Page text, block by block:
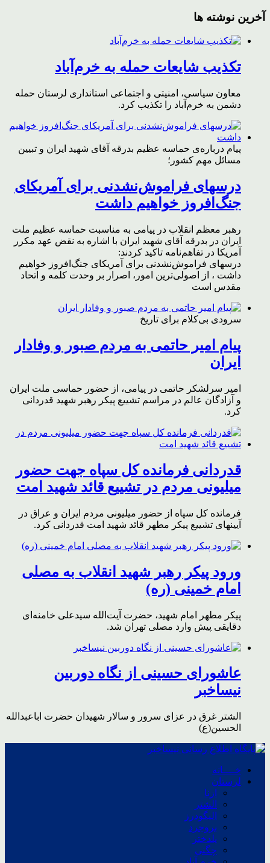
آخرین نوشته ها
تکذیب شایعات حمله به خرم‌آباد
معاون سیاسی، امنیتی و اجتماعی استانداری لرستان حمله
دشمن به خرم‌آباد را تکذیب کرد.
پیام درباره‌ی حماسه عظیم بدرقه آقای شهید ایران و تبیین
مسائل مهم کشور؛
درسهای فراموش‌نشدنی برای آمریکای
جنگ‌افروز خواهیم داشت
رهبر معظم انقلاب در پیامی به مناسبت حماسه عظیم ملت
ایران در بدرقه آقای شهید ایران با اشاره به نقض عهد مکرر
آمریکا در تفاهم‌نامه تاکید کردند:
درسهای فراموش‌نشدنی برای آمریکای جنگ‌افروز خواهیم
داشت ، از اصولی‌ترین امور، اصرار بر وحدت کلمه و اتحاد
مقدس است
سرودی بی‌کلام برای تاریخ
پیام امیر حاتمی به مردم صبور و وفادار
ایران
امیر سرلشکر حاتمی در پیامی، از حضور حماسی ملت ایران
و آزادگان عالم در مراسم تشییع پیکر رهبر شهید قدردانی
کرد.
قدردانی فرمانده کل سپاه جهت حضور
میلیونی مردم در تشییع قائد شهید امت
فرمانده کل سپاه از حضور میلیونی مردم ایران و عراق در
آیینهای تشییع پیکر مطهر قائد شهید امت قدردانی کرد.
ورود پیکر رهبر شهید انقلاب به مصلی
امام خمینی (ره)
پیکر مطهر امام شهید،‌ حضرت آیت‌الله سیدعلی خامنه‌ای
دقایقی پیش وارد مصلی تهران شد.
عاشورای حسینی از نگاه دوربین
نیساخبر
الشتر غرق در عزای سرور و سالار شهیدان حضرت اباعبدالله
الحسین(ع)
خــــانه
لرستان
ازنا
الشتر
الیگودرز
بروجرد
پلدختر
چگنی